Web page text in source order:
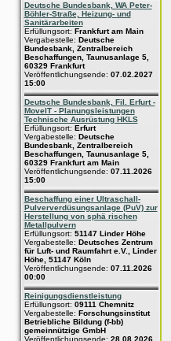
Deutsche Bundesbank, WA Peter-
Böhler-Straße, Heizung- und
Sanitärarbeiten
Erfüllungsort: Frankfurt am Main
Vergabestelle: Deutsche
Bundesbank, Zentralbereich
Beschaffungen, Taunusanlage 5,
60329 Frankfurt
Veröffentlichungsende: 07.02.2027
15:00
Deutsche Bundesbank, Fil. Erfurt -
MoveIT - Planungsleistungen
Technische Ausrüstung HKLS
Erfüllungsort: Erfurt
Vergabestelle: Deutsche
Bundesbank, Zentralbereich
Beschaffungen, Taunusanlage 5,
60329 Frankfurt am Main
Veröffentlichungsende: 07.11.2026
15:00
Beschaffung einer Ultraschall-
Pulververdüsungsanlage (PuV) zur
Herstellung von sphä rischen
Metallpulvern
Erfüllungsort: 51147 Linder Höhe
Vergabestelle: Deutsches Zentrum
für Luft- und Raumfahrt e.V., Linder
Höhe, 51147 Köln
Veröffentlichungsende: 07.11.2026
00:00
Reinigungsdienstleistung
Erfüllungsort: 09111 Chemnitz
Vergabestelle: Forschungsinstitut
Betriebliche Bildung (f-bb)
gemeinnützige GmbH
Veröffentlichungsende: 28.08.2026